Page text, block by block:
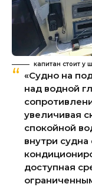
капитан стоит у
«Судно на
над водной
увеличивая
спокойной
внутри судна
доступная